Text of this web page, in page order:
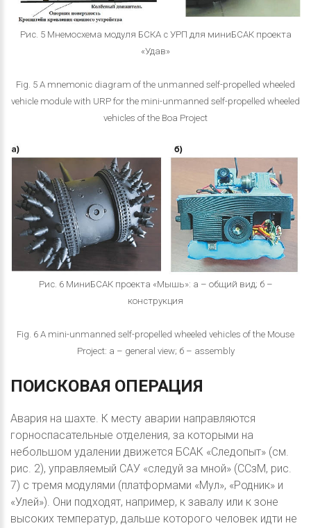
Рис. 5 Мнемосхема модуля БСКА с УРП для миниБСАК проекта
«Удав»
Fig. 5 A mnemonic diagram of the unmanned self-propelled wheeled
vehicle module with URP for the mini-unmanned self-propelled wheeled
vehicles of the Boa Project
Рис. 6 МиниБСАК проекта «Мышь»: а – общий вид; б –
конструкция
Fig. 6 A mini-unmanned self-propelled wheeled vehicles of the Mouse
Project: а – general view; б – assembly
ПОИСКОВАЯ ОПЕРАЦИЯ
Авария на шахте. К месту аварии направляются
горноспасательные отделения, за которыми на
небольшом удалении движется БСАК «Следопыт» (см.
рис. 2), управляемый САУ «следуй за мной» (ССзМ, рис.
7) с тремя модулями (платформами «Мул», «Родник» и
«Улей»). Они подходят, например, к завалу или к зоне
высоких температур, дальше которого человек идти не